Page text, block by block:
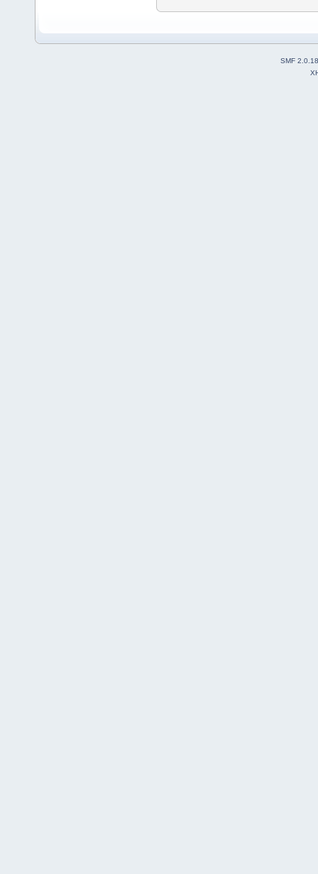
SMF 2.0.18